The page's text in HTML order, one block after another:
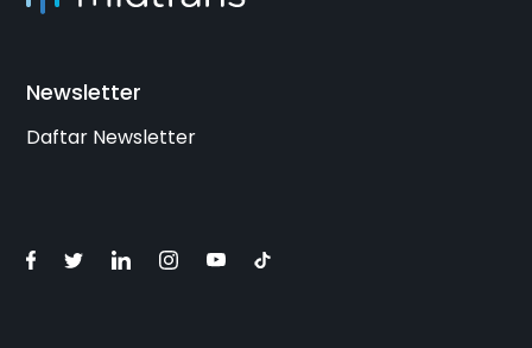
Newsletter
Daftar Newsletter